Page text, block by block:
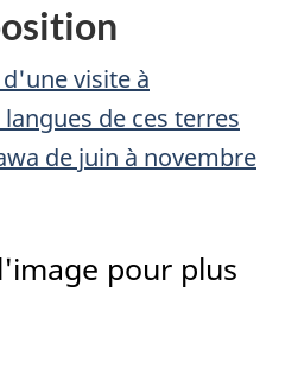
visite à
de ces terres
de juin à novembre
pour plus